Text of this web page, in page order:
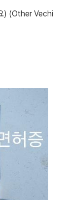
) (Other Vechi